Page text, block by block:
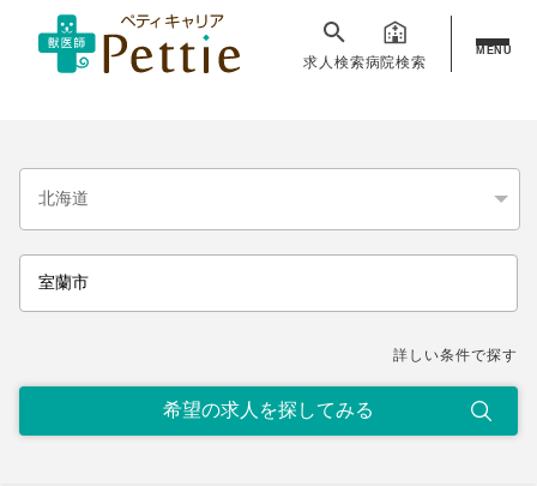
求人検索病院検索
MENU
詳しい条件で探す